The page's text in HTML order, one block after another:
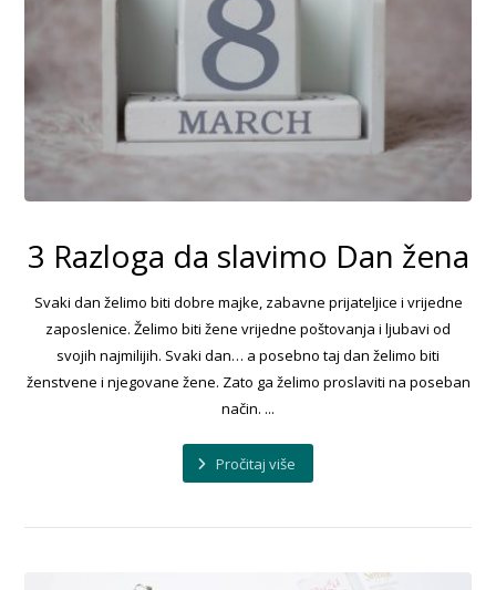
3 Razloga da slavimo Dan žena
Svaki dan želimo biti dobre majke, zabavne prijateljice i vrijedne
zaposlenice. Želimo biti žene vrijedne poštovanja i ljubavi od
svojih najmilijih. Svaki dan… a posebno taj dan želimo biti
ženstvene i njegovane žene. Zato ga želimo proslaviti na poseban
način. ...
Pročitaj više